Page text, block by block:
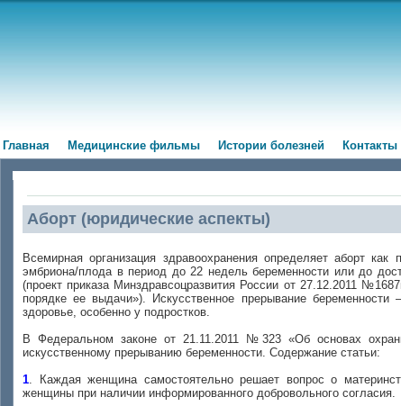
Главная Медицинские фильмы Истории болезней Контакты
Аборт (юридические аспекты)
Всемирная организация здравоохранения определяет аборт
эмбриона/плода в период до 22 недель беременности или до
(проект приказа Минздравсоцразвития России от 27.12.2011
порядке ее выдачи»). Искусственное прерывание
здоровье, особенно у подростков.
В Федеральном законе от 21.11.2011 №323 «Об основах
искусственному прерыванию беременности. Содержание статьи:
1. Каждая женщина самостоятельно решает вопрос о
женщины при наличии информированного добровольного согласия.